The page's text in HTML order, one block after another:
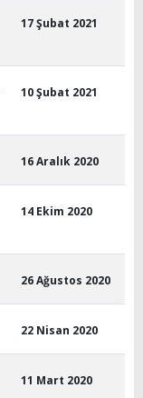
17 Şubat 2021
10 Şubat 2021
16 Aralık 2020
14 Ekim 2020
26 Ağustos 2020
22 Nisan 2020
11 Mart 2020